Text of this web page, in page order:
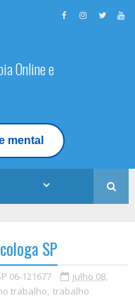
Online e
mental
SP
06-121677
julho 08,
trabalho, trabalho